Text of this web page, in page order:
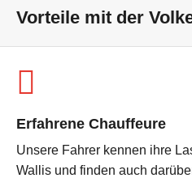
Vorteile mit der
Erfahrene Chauffeure
Unsere Fahrer kennen ihre
Wallis und finden auch